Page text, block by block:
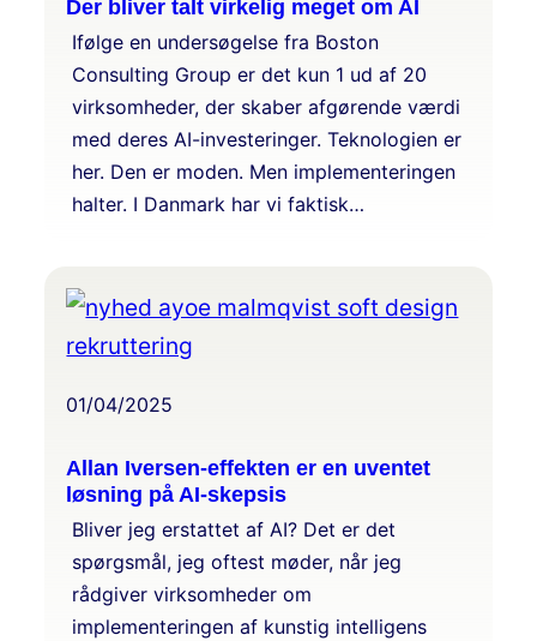
Der bliver talt virkelig meget om AI
Ifølge en undersøgelse fra Boston
Consulting Group er det kun 1 ud af 20
virksomheder, der skaber afgørende værdi
med deres AI-investeringer. Teknologien er
her. Den er moden. Men implementeringen
halter. I Danmark har vi faktisk…
01/04/2025
Allan Iversen-effekten er en uventet
løsning på AI-skepsis
Bliver jeg erstattet af AI? Det er det
spørgsmål, jeg oftest møder, når jeg
rådgiver virksomheder om
implementeringen af kunstig intelligens